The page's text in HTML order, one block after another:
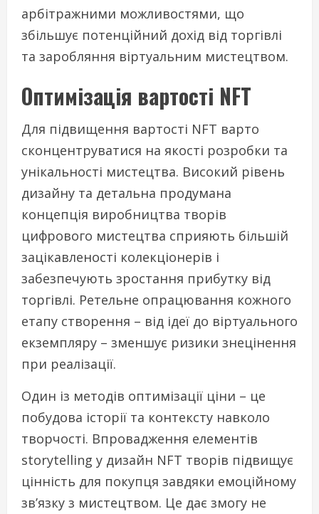
арбітражними можливостями, що
збільшує потенційний дохід від торгівлі
та заробляння віртуальним мистецтвом.
Оптимізація вартості NFT
Для підвищення вартості NFT варто
сконцентруватися на якості розробки та
унікальності мистецтва. Високий рівень
дизайну та детальна продумана
концепція виробництва творів
цифрового мистецтва сприяють більшій
зацікавленості колекціонерів і
забезпечують зростання прибутку від
торгівлі. Ретельне опрацювання кожного
етапу створення – від ідеї до віртуального
екземпляру – зменшує ризики знецінення
при реалізації.
Один із методів оптимізації ціни – це
побудова історії та контексту навколо
творчості. Впровадження елементів
storytelling у дизайн NFT творів підвищує
цінність для покупця завдяки емоційному
зв’язку з мистецтвом. Це дає змогу не